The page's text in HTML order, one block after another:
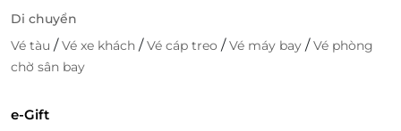
Di chuyển
Vé tàu /Vé xe khách /Vé cáp treo /Vé máy bay /Vé phòng
chờ sân bay
e-Gift